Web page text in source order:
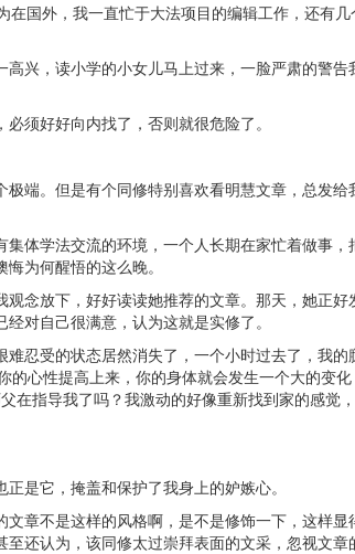
国外，我一直忙于大法项目的编辑工作，还有
兴，读小学的小女儿马上过来，一脸严肃的警
须好好向内找了，否则就很危险了。
端。但是有个同修特别喜欢看明慧文章，总发
体学法交流的环境，一个人长期在家忙着做事
为何醒悟的这么晚。
念放下，好好读读她推荐的文章。那天，她正
对自己很满意，认为这就是实修了。
忍受的状态居然消失了，一个小时过去了，我
心性提高上来，你的身体就会发生一个大的变
指导我了吗？我激动的好像重新找到家的感觉
是它，掩盖和保护了我身上的妒嫉心。
章不是这样的风格啊，是不是修饰一下，这样
还认为，该同修太过崇拜表面的文采，忽视文章